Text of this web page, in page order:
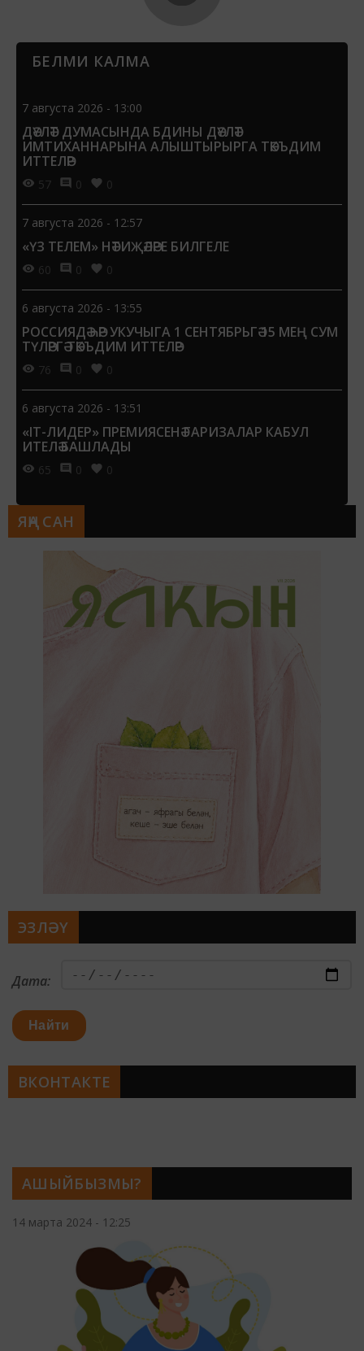
БЕЛМИ КАЛМА
7 августа 2026 - 13:00
ДӘҮЛӘТ ДУМАСЫНДА БДИНЫ ДӘҮЛӘТ
ИМТИХАННАРЫНА АЛЫШТЫРЫРГА ТӘКЪДИМ
ИТТЕЛӘР
57 0 0
7 августа 2026 - 12:57
«ҮЗ ТЕЛЕМ» НӘТИҖӘЛӘРЕ БИЛГЕЛЕ
60 0 0
6 августа 2026 - 13:55
РОССИЯДӘ ҺӘР УКУЧЫГА 1 СЕНТЯБРЬГӘ 15 МЕҢ СУМ
ТҮЛӘРГӘ ТӘКЪДИМ ИТТЕЛӘР
76 0 0
6 августа 2026 - 13:51
«IT-ЛИДЕР» ПРЕМИЯСЕНӘ ГАРИЗАЛАР КАБУЛ
ИТЕЛӘ БАШЛАДЫ
65 0 0
АШЫЙБЫЗМЫ?
14 марта 2024 - 12:25
ЯҢА САН
ЭЗЛӘҮ
Дата:
Найти
ВКОНТАКТЕ